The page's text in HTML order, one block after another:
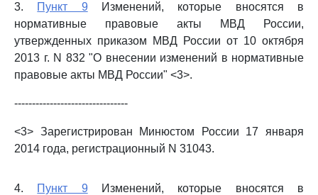
3. Пункт 9 Изменений, которые вносятся в
нормативные правовые акты МВД России,
утвержденных приказом МВД России от 10 октября
2013 г. N 832 "О внесении изменений в нормативные
правовые акты МВД России" <3>.
--------------------------------
<3> Зарегистрирован Минюстом России 17 января
2014 года, регистрационный N 31043.
4. Пункт 9 Изменений, которые вносятся в